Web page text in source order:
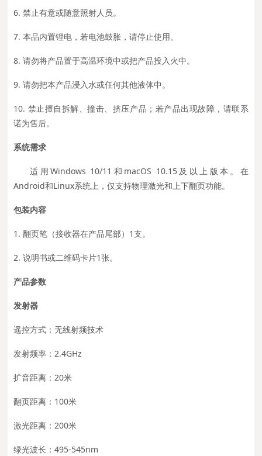
6. 禁止有意或随意照射人员。
7. 本品内置锂电，若电池鼓胀，请停止使用。
8. 请勿将产品置于高温环境中或把产品投入火中。
9. 请勿把本产品浸入水或任何其他液体中。
10. 禁止擅自拆解、撞击、挤压产品；若产品出现故障，请联系
诺为售后。
系统需求
适用Windows 10/11和macOS 10.15及以上版本。在
Android和Linux系统上，仅支持物理激光和上下翻页功能。
包装内容
1. 翻页笔（接收器在产品尾部）1支。
2. 说明书或二维码卡片1张。
产品参数
发射器
遥控方式：无线射频技术
发射频率：2.4GHz
扩音距离：20米
翻页距离：100米
激光距离：200米
绿光波长：495-545nm